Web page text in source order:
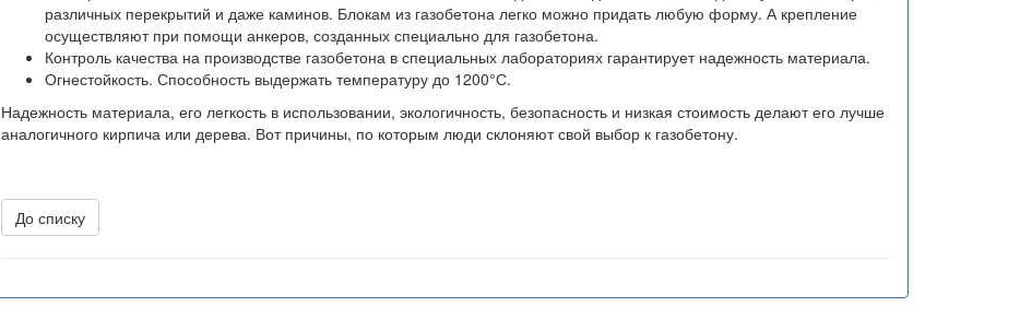
различных перекрытий и даже каминов. Блокам из газобетона легко можно придать любую форму. А крепление
осуществляют при помощи анкеров, созданных специально для газобетона.
Контроль качества на производстве газобетона в специальных лабораториях гарантирует надежность материала.
Огнестойкость. Способность выдержать температуру до 1200°С.
Надежность материала, его легкость в использовании, экологичность, безопасность и низкая стоимость делают его лучше
аналогичного кирпича или дерева. Вот причины, по которым люди склоняют свой выбор к газобетону.
До списку